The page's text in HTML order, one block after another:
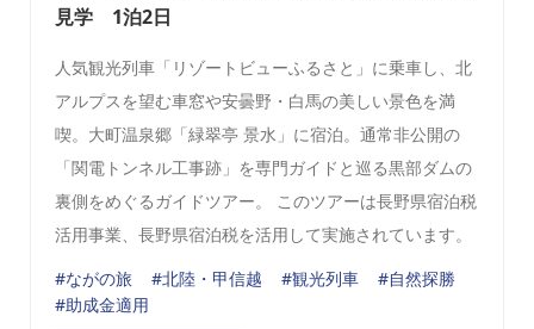
見学 1泊2日
人気観光列車「リゾートビューふるさと」に乗車し、北
アルプスを望む車窓や安曇野・白馬の美しい景色を満
喫。大町温泉郷「緑翠亭 景水」に宿泊。通常非公開の
「関電トンネル工事跡」を専門ガイドと巡る黒部ダムの
裏側をめぐるガイドツアー。 このツアーは長野県宿泊税
活用事業、長野県宿泊税を活用して実施されています。
#ながの旅
#北陸・甲信越 #観光列車
#自然探勝
#助成金適用